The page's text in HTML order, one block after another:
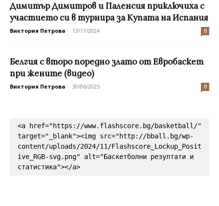
Димитър Димитров и Паленсия приключиха с
участието си в турнира за Купата на Испания
Виктория Петрова - 13/11/2024 0
Белгия с второ поредно злато от Евробаскет
при жените (видео)
Виктория Петрова - 30/06/2025 0
<a href="https://www.flashscore.bg/basketball/"
target="_blank"><img src="http://bball.bg/wp-
content/uploads/2024/11/Flashscore_Lockup_Posit
ive_RGB-svg.png" alt="Баскетболни резултати и
статистика"></a>